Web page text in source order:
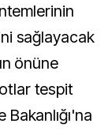
sağlayacak
önüne
tespit